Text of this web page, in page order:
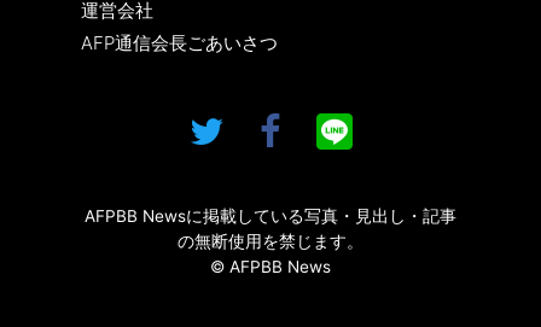
運営会社
AFP通信会長ごあいさつ
AFPBB Newsに掲載している写真・見出し・記事
の無断使用を禁じます。
© AFPBB News